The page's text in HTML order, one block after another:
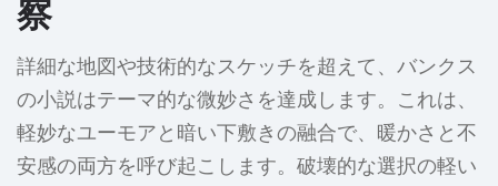
察
詳細な地図や技術的なスケッチを超えて、バンクス
の小説はテーマ的な微妙さを達成します。これは、
軽妙なユーモアと暗い下敷きの融合で、暖かさと不
安感の両方を呼び起こします。破壊的な選択の軽い